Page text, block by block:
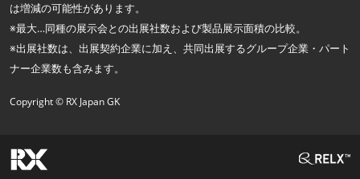
は増減の可能性があります。
※最大…同種の展示会との出展社数および製品展示面積の比較。
※出展社数は、出展契約企業に加え、共同出展するグループ企業・パート
ナー企業数も含みます。
Copyright © RX Japan GK